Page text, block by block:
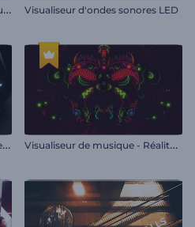
É
galiseur - Impulsions électriques Visualiseur d'ondes sonores LED
V
isualiseur de musique - Tunnel hexagonal V
isualiseur de musique - Réalité ethnique